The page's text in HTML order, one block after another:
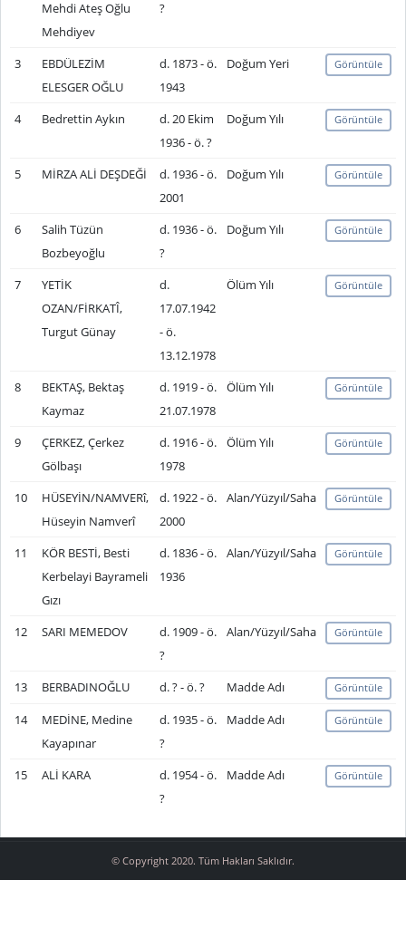
Mehdi Ateş Oğlu
Mehdiyev
?
3
EBDÜLEZİM
ELESGER OĞLU
d. 1873 - ö.
1943
Doğum Yeri Görüntüle
4 Bedrettin Aykın
d. 20 Ekim
1936 - ö. ?
Doğum Yılı Görüntüle
5 MİRZA ALİ DEŞDEĞİ
d. 1936 - ö.
2001
Doğum Yılı Görüntüle
6
Salih Tüzün
Bozbeyoğlu
d. 1936 - ö.
?
Doğum Yılı Görüntüle
7
YETİK
OZAN/FİRKATÎ,
Turgut Günay
d.
17.07.1942
- ö.
13.12.1978
Ölüm Yılı Görüntüle
8
BEKTAŞ, Bektaş
Kaymaz
d. 1919 - ö.
21.07.1978
Ölüm Yılı Görüntüle
9
ÇERKEZ, Çerkez
Gölbaşı
d. 1916 - ö.
1978
Ölüm Yılı Görüntüle
10
HÜSEYİN/NAMVERî,
Hüseyin Namverî
d. 1922 - ö.
2000
Alan/Yüzyıl/Saha Görüntüle
11
KÖR BESTİ, Besti
Kerbelayi Bayrameli
Gızı
d. 1836 - ö.
1936
Alan/Yüzyıl/Saha Görüntüle
12 SARI MEMEDOV
d. 1909 - ö.
?
Alan/Yüzyıl/Saha Görüntüle
13 BERBADINOĞLU d. ? - ö. ? Madde Adı Görüntüle
14
MEDİNE, Medine
Kayapınar
d. 1935 - ö.
?
Madde Adı Görüntüle
15 ALİ KARA
d. 1954 - ö.
?
Madde Adı Görüntüle
© Copyright 2020. Tüm Hakları Saklıdır.